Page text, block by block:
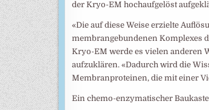
der Kryo-​EM hochaufgelöst
«Die auf diese Weise erzielte
membrangebundenen Komplexes
Kryo-​EM werde es vielen anderen
aufzuklären. «Dadurch wird die
Membranproteinen, die mit einer
Ein chemo-​enzymatischer